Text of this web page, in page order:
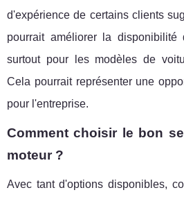
d'expérience de certains clients
pourrait améliorer la disponibilité
surtout pour les modèles de
Cela pourrait représenter une
pour l'entreprise.
Comment choisir le bon
moteur ?
Avec tant d'options disponibles,